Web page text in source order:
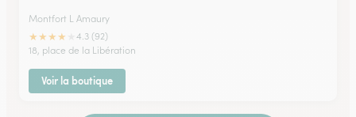
Montfort L Amaury
★★★★
4.3 (92)
18, place de la Libération
Voir la boutique